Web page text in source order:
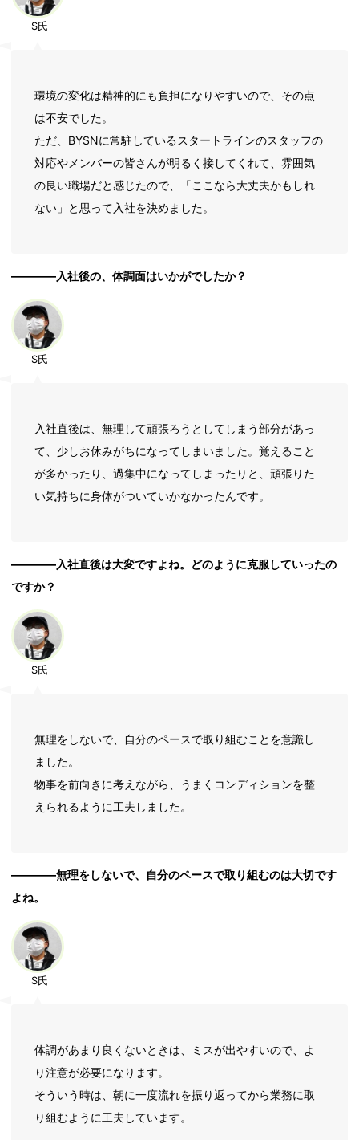
S氏
環境の変化は精神的にも負担になりやすいので、その点
は不安でした。
ただ、BYSNに常駐しているスタートラインのスタッフの
対応やメンバーの皆さんが明るく接してくれて、雰囲気
の良い職場だと感じたので、「ここなら大丈夫かもしれ
ない」と思って入社を決めました。
――――入社後の、体調面はいかがでしたか？
S氏
入社直後は、無理して頑張ろうとしてしまう部分があっ
て、少しお休みがちになってしまいました。覚えること
が多かったり、過集中になってしまったりと、頑張りた
い気持ちに身体がついていかなかったんです。
――――入社直後は大変ですよね。どのように克服していったの
ですか？
S氏
無理をしないで、自分のペースで取り組むことを意識し
ました。
物事を前向きに考えながら、うまくコンディションを整
えられるように工夫しました。
――――無理をしないで、自分のペースで取り組むのは大切です
よね。
S氏
体調があまり良くないときは、ミスが出やすいので、よ
り注意が必要になります。
そういう時は、朝に一度流れを振り返ってから業務に取
り組むように工夫しています。